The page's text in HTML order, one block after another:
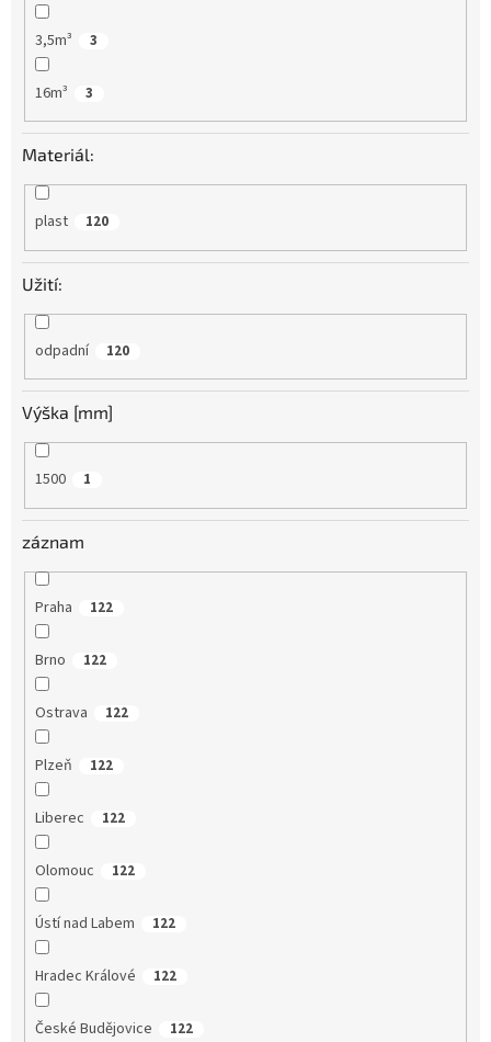
3,5m³ 3
16m³ 3
Materiál:
plast 120
Užití:
odpadní 120
Výška [mm]
1500 1
záznam
Praha 122
Brno 122
Ostrava 122
Plzeň 122
Liberec 122
Olomouc 122
Ústí nad Labem 122
Hradec Králové 122
České Budějovice 122